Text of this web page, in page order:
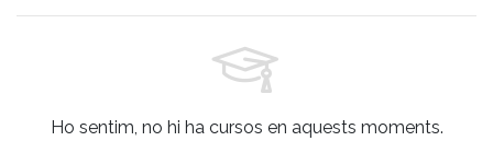
Ho sentim, no hi ha cursos en aquests moments.